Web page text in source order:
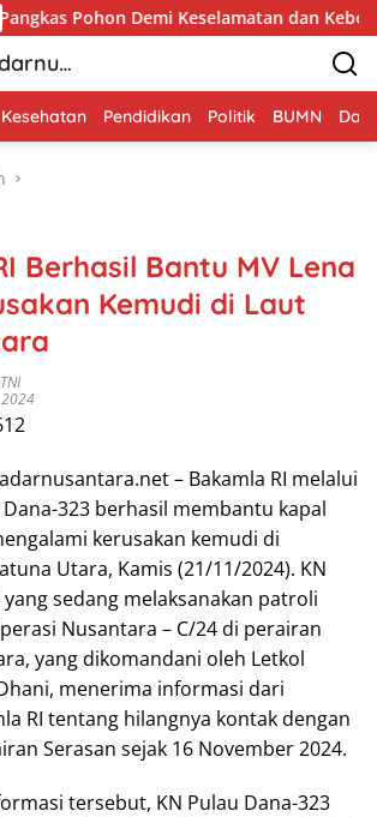
Demi Keselamatan dan Kebersihan
Kesehatan Pendidikan Politik BUMN
Berhasil Bantu MV Lena
Kemudi di Laut
– Bakamla RI melalui
323 berhasil membantu kapal
kerusakan kemudi di
Utara, Kamis (21/11/2024). KN
yang sedang melaksanakan patroli
Nusantara – C/24 di perairan
yang dikomandani oleh Letkol
menerima informasi dari
RI tentang hilangnya kontak dengan
Serasan sejak 16 November 2024.
tersebut, KN Pulau Dana-323